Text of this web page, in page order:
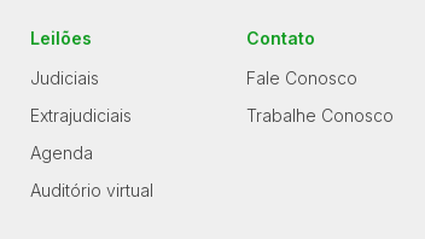
Leilões
Judiciais
Extrajudiciais
Agenda
Auditório virtual
Contato
Fale Conosco
Trabalhe Conosco